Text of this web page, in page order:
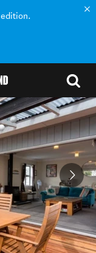
edition.